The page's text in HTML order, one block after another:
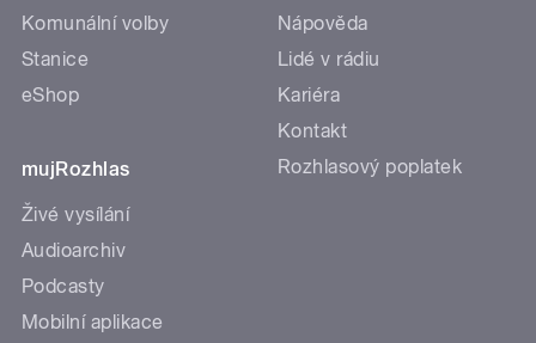
Komunální volby
Stanice
eShop
mujRozhlas
Živé vysílání
Audioarchiv
Podcasty
Mobilní aplikace
Nápověda
Lidé v rádiu
Kariéra
Kontakt
Rozhlasový poplatek